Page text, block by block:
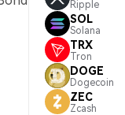
Ripple
SOL
Solana
TRX
Tron
DOGE
Dogecoin
ZEC
Zcash